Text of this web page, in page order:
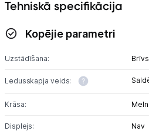
Tehniskā specifikācija
Kopējie parametri
Uzstādīšana:
Ledusskapja veids:
Krāsa:
Displejs: Nav